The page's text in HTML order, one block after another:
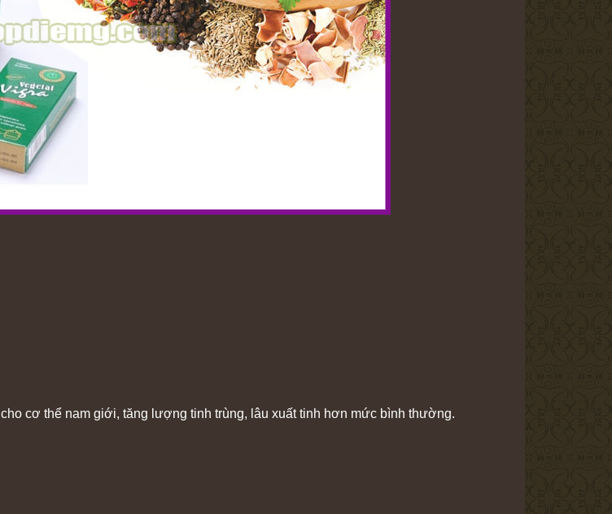
cho cơ thể nam giới, tăng lượng tinh trùng, lâu xuất tinh hơn mức bình thường.